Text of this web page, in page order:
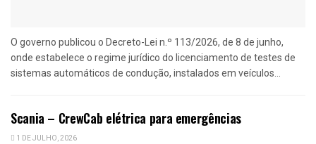
O governo publicou o Decreto-Lei n.º 113/2026, de 8 de junho,
onde estabelece o regime jurídico do licenciamento de testes de
sistemas automáticos de condução, instalados em veículos...
Scania – CrewCab elétrica para emergências
1 DE JULHO, 2026